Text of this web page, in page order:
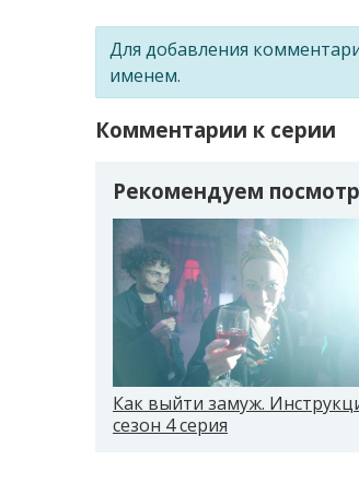
Для добавления
именем.
Комментарии к серии
Рекомендуем
Как выйти замуж.
сезон 4 серия